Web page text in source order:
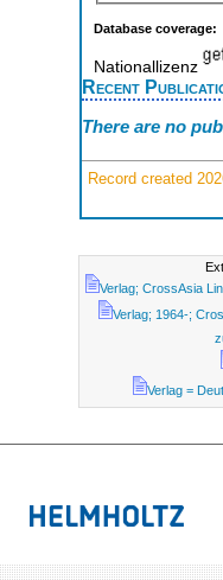
Database coverage:
Nationallizenz
Recent
There are no
Record created
Verlag; CrossAsia
Verlag; 1964-;
Verlag =